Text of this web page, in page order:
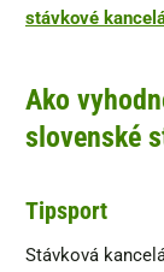
stávkové
Ako
slovenské
Tipsport
Stávková